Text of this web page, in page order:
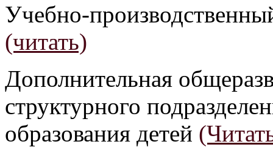
Учебно-
(читать)
Дополнительная
структурного
образования детей